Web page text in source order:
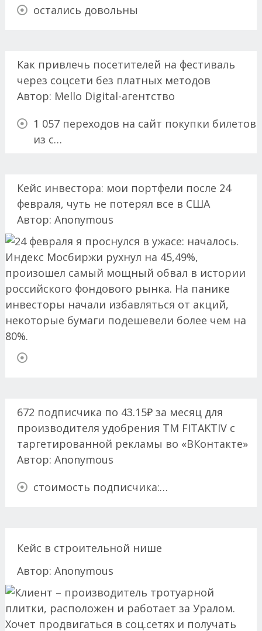
остались довольны
Как привлечь посетителей на фестиваль
через соцсети без платных методов
Автор: Mello Digital-агентство
1 057 переходов на сайт покупки билетов
из с…
Кейс инвестора: мои портфели после 24
февраля, чуть не потерял все в США
Автор: Anonymous
672 подписчика по 43.15₽ за месяц для
производителя удобрения ТМ FITAKTIV с
таргетированной рекламы во «ВКонтакте»
Автор: Anonymous
стоимость подписчика:…
Кейс в строительной нише
Автор: Anonymous